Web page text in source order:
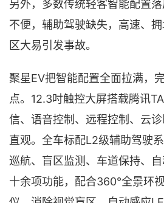
另外，多数传统轻客智能配置
不便，辅助驾驶缺失，高速、
区大易引发事故。
聚星EV把智能配置全面拉满，
点。12.3吋触控大屏搭载腾讯
信、语音控制、远程控制、云
直观。全车标配L2级辅助驾驶
巡航、盲区监测、车道保持、
十余项功能，配合360°全景环